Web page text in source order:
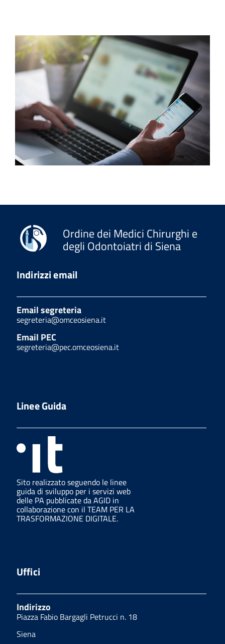
Ordine dei Medici Chirurghi e
degli Odontoiatri di Siena
Indirizzi email
Email segreteria
segreteria@omceosiena.it
Email PEC
segreteria@pec.omceosiena.it
Linee Guida
Sito realizzato seguendo le linee
guida di sviluppo per i servizi web
delle PA pubblicate da AGID in
collaborazione con il TEAM PER LA
TRASFORMAZIONE DIGITALE.
Uffici
Indirizzo
Piazza Fabio Bargagli Petrucci n. 18
Siena